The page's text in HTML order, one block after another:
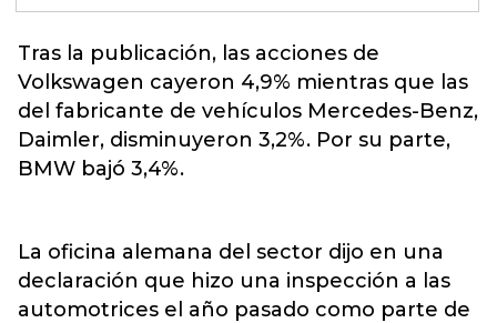
Tras la publicación, las acciones de
Volkswagen cayeron 4,9% mientras que las
del fabricante de vehículos Mercedes-Benz,
Daimler, disminuyeron 3,2%. Por su parte,
BMW bajó 3,4%.
La oficina alemana del sector dijo en una
declaración que hizo una inspección a las
automotrices el año pasado como parte de